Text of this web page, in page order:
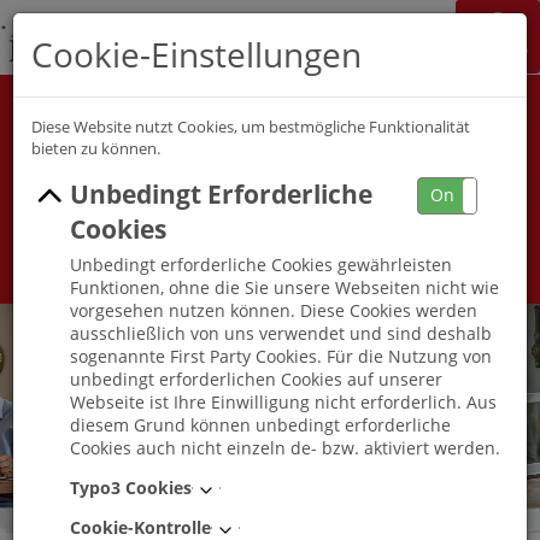
Jobchannel
Job Map
Alle Berufsfelder Alle Berufe
Umkreis
Cookie-Einstellungen
Diese Website nutzt Cookies, um bestmögliche Funktionalität
bieten zu können.
Unbedingt Erforderliche
Cookies
On
Unbedingt erforderliche Cookies gewährleisten
Funktionen, ohne die Sie unsere Webseiten nicht wie
vorgesehen nutzen können. Diese Cookies werden
ausschließlich von uns verwendet und sind deshalb
sogenannte First Party Cookies. Für die Nutzung von
unbedingt erforderlichen Cookies auf unserer
Webseite ist Ihre Einwilligung nicht erforderlich. Aus
diesem Grund können unbedingt erforderliche
Cookies auch nicht einzeln de- bzw. aktiviert werden.
Typo3 Cookies
Cookie-Kontrolle